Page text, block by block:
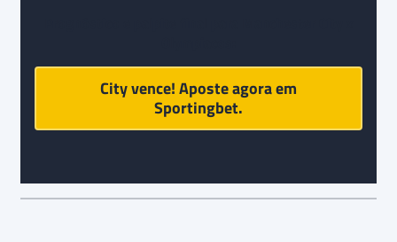
City vence! Aposte agora em
Sportingbet.